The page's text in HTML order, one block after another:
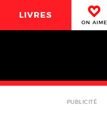
LIVRES
ON AIME
PUBLICITÉ